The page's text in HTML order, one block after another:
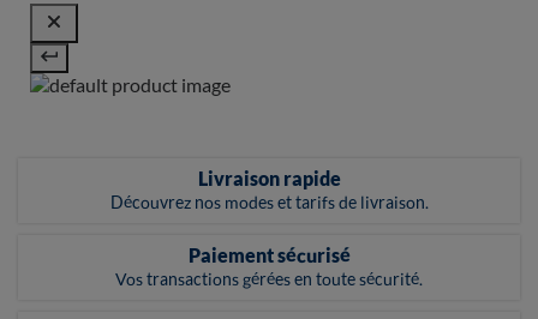
Livraison rapide
Découvrez nos modes et tarifs de livraison.
Paiement sécurisé
Vos transactions gérées en toute sécurité.